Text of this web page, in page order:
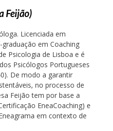
Feijão)
Licenciada em
em Coaching
Psicologia de Lisboa e é
Psicólogos Portugueses
De modo a garantir
no processo de
Feijão tem por base a
EneaCoaching) e
em contexto de